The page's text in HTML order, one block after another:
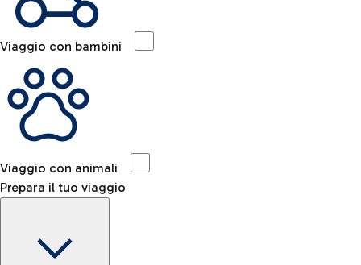
Viaggio con bambini
Viaggio con animali
Prepara il tuo viaggio